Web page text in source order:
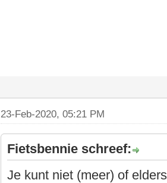
23-Feb-2020, 05:21 PM
Fietsbennie schreef:
Je kunt niet (meer) of